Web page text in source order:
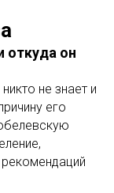
откуда он
не знает и
его
рекомендаций